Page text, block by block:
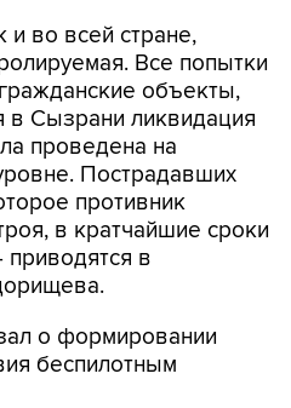
и во всей стране,
Все попытки
объекты,
в Сызрани ликвидация
проведена на
Пострадавших
противник
в кратчайшие сроки
приводятся в
о формировании
беспилотным